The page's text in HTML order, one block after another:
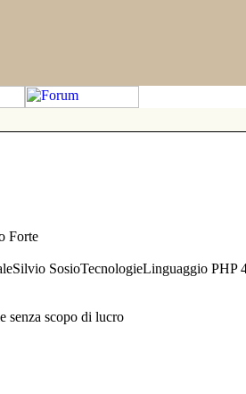
Forte
SosioTecnologieLinguaggio PHP
senza scopo di lucro